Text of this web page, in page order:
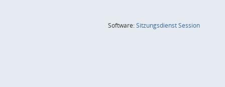
Software:SitzungsdienstSession(Wird in